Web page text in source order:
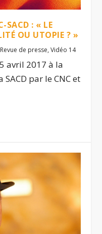
SACD : « LE
OU UTOPIE ? »
Revue de presse,Vidéo 14
avril 2017 à la
par le CNC et